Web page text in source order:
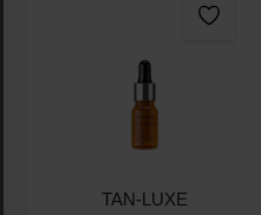
TAN-LUXE